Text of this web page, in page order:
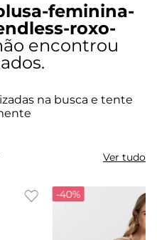
feminina-
roxo-
Ver tudo
-40%